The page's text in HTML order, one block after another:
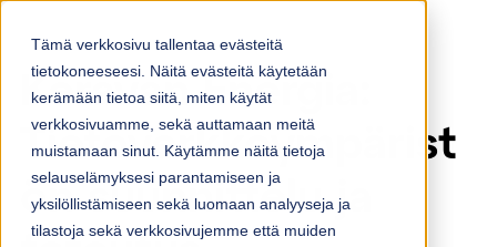
Tämä verkkosivu tallentaa evästeitä
tietokoneeseesi. Näitä evästeitä käytetään
kerämään tietoa siitä, miten käytät
verkkosivuamme, sekä auttamaan meitä
muistamaan sinut. Käytämme näitä tietoja
selauselämyksesi parantamiseen ja
yksilöllistämiseen sekä luomaan analyyseja ja
tilastoja sekä verkkosivujemme että muiden
Keravan Energia:
Tietoverkkoympärist
ön suunnittelu ja